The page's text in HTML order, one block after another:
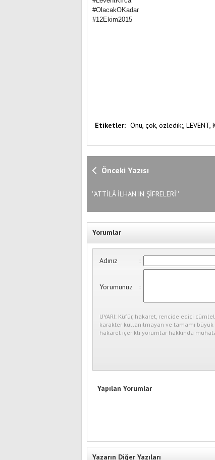
#OlacakOKadar
#12Ekim2015
Etiketler: Onu, çok, özledik;, LEVENT,
Önceki Yazısı
''ATTİLÂ İLHAN'IN ŞİFRELERİ''
Yorumlar
Adınız :
Yorumunuz :
UYARI: Küfür, hakaret, rencide edici
karakter kullanılmayan ve tamamı
hakaret içerikli yorumlar hakkında
Yapılan Yorumlar
Yazarın Diğer Yazıları